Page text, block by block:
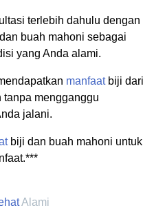
terlebih dahulu dengan
buah mahoni sebagai
yang Anda alami.
manfaatbiji dari
tanpa mengganggu
jalani.
biji dan buah mahoni untuk
Alami